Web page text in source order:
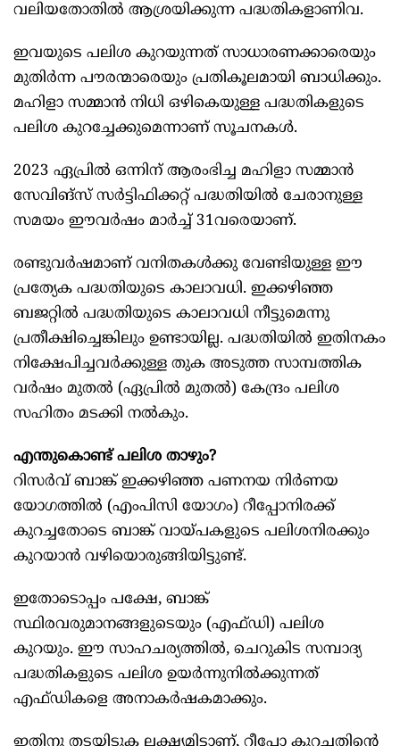
വലിയതോതിൽ ആശ്രയിക്കുന്ന പദ്ധതികളാണിവ.
ഇവയുടെ പലിശ കുറയുന്നത് സാധാരണക്കാരെയും
മുതിർന്ന പൗരന്മാരെയും പ്രതികൂലമായി ബാധിക്കും.
മഹിളാ സമ്മാൻ നിധി ഒഴികെയുള്ള പദ്ധതികളുടെ
പലിശ കുറച്ചേക്കുമെന്നാണ് സൂചനകൾ.
2023 ഏപ്രിൽ ഒന്നിന് ആരംഭിച്ച മഹിളാ സമ്മാൻ
സേവിങ്സ് സർട്ടിഫിക്കറ്റ് പദ്ധതിയിൽ ചേരാനുള്ള
സമയം ഈവർഷം മാർച്ച് 31വരെയാണ്.
രണ്ടുവർഷമാണ് വനിതകൾക്കു വേണ്ടിയുള്ള ഈ
പ്രത്യേക പദ്ധതിയുടെ കാലാവധി. ഇക്കഴിഞ്ഞ
ബജറ്റിൽ പദ്ധതിയുടെ കാലാവധി നീട്ടുമെന്നു
പ്രതീക്ഷിച്ചെങ്കിലും ഉണ്ടായില്ല. പദ്ധതിയിൽ ഇതിനകം
നിക്ഷേപിച്ചവർക്കുള്ള തുക അടുത്ത സാമ്പത്തിക
വർഷം മുതൽ (ഏപ്രിൽ മുതൽ) കേന്ദ്രം പലിശ
സഹിതം മടക്കി നൽകും.
എന്തുകൊണ്ട് പലിശ താഴും?
റിസർവ് ബാങ്ക് ഇക്കഴിഞ്ഞ പണനയ നിർണയ
യോഗത്തിൽ (എംപിസി യോഗം) റീപ്പോനിരക്ക്
കുറച്ചതോടെ ബാങ്ക് വായ്പകളുടെ പലിശനിരക്കും
കുറയാൻ വഴിയൊരുങ്ങിയിട്ടുണ്ട്.
ഇതോടൊപ്പം പക്ഷേ, ബാങ്ക്
സ്ഥിരവരുമാനങ്ങളുടെയും (എഫ്ഡി) പലിശ
കുറയും. ഈ സാഹചര്യത്തിൽ, ചെറുകിട സമ്പാദ്യ
പദ്ധതികളുടെ പലിശ ഉയർന്നുനിൽക്കുന്നത്
എഫ്ഡികളെ അനാകർഷകമാക്കും.